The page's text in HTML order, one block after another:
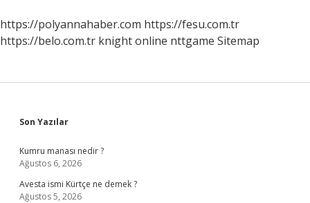
https://polyannahaber.com https://fesu.com.tr
https://belo.com.tr knight online nttgame Sitemap
Sidebar
Son Yazılar
Kumru manası nedir ?
Ağustos 6, 2026
Avesta ismi Kürtçe ne demek ?
Ağustos 5, 2026